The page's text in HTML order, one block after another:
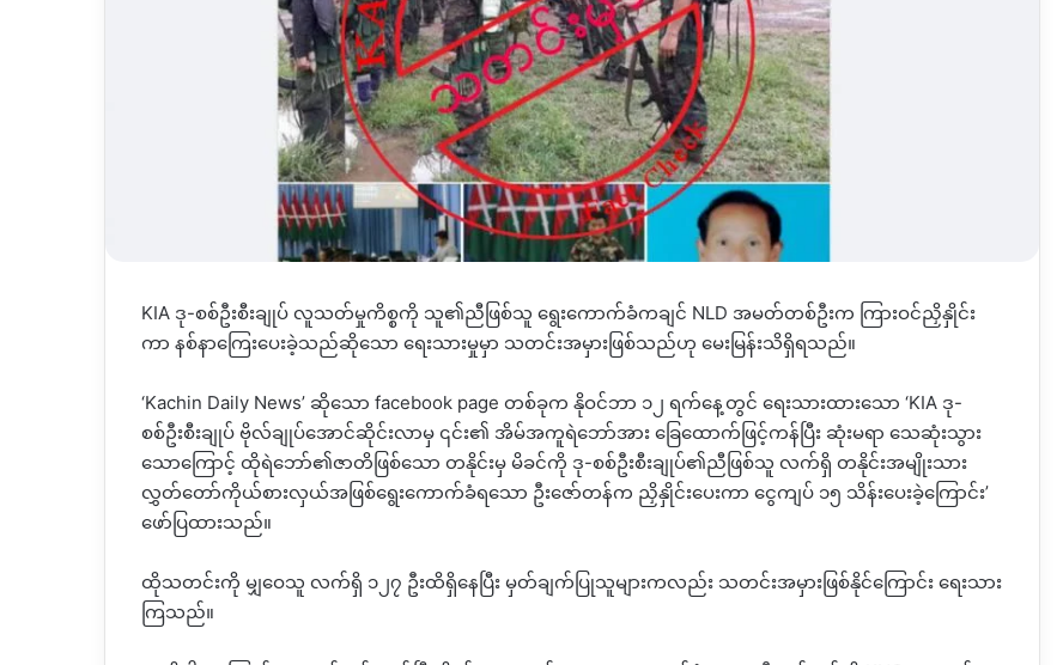
KIA ဒု-စစ်ဦးစီးချုပ် လူသတ်မှုကိစ္စကို သူ၏ညီဖြစ်သူ ရွေးကောက်ခံကချင် NLD အမတ်တစ်ဦးက ကြားဝင်ညှိနှိုင်း
ကာ နစ်နာကြေးပေးခဲ့သည်ဆိုသော ရေးသားမှုမှာ သတင်းအမှားဖြစ်သည်ဟု မေးမြန်းသိရှိရသည်။
‘Kachin Daily News’ ဆိုသော facebook page တစ်ခုက နိုဝင်ဘာ ၁၂ ရက်နေ့တွင် ရေးသားထားသော ‘KIA ဒု-
စစ်ဦးစီးချုပ် ဗိုလ်ချုပ်အောင်ဆိုင်းလာမှ ၎င်း၏ အိမ်အကူရဲဘော်အား ခြေထောက်ဖြင့်ကန်ပြီး ဆုံးမရာ သေဆုံးသွား
သောကြောင့် ထိုရဲဘော်၏ဇာတိဖြစ်သော တနိုင်းမှ မိခင်ကို ဒု-စစ်ဦးစီးချုပ်၏ညီဖြစ်သူ လက်ရှိ တနိုင်းအမျိုးသား
လွှတ်တော်ကိုယ်စားလှယ်အဖြစ်ရွေးကောက်ခံရသော ဦးဇော်တန်က ညှိနှိုင်းပေးကာ ငွေကျပ် ၁၅ သိန်းပေးခဲ့ကြောင်း’
ဖော်ပြထားသည်။
ထိုသတင်းကို မျှဝေသူ လက်ရှိ ၁၂၇ ဦးထိရှိနေပြီး မှတ်ချက်ပြုသူများကလည်း သတင်းအမှားဖြစ်နိုင်ကြောင်း ရေးသား
ကြသည်။